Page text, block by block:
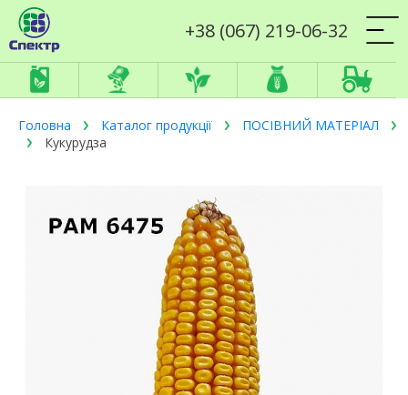
+38 (067) 219-06-32
Головна Каталог продукції
ПОСІВНИЙ МАТЕРІАЛ
Кукурудза